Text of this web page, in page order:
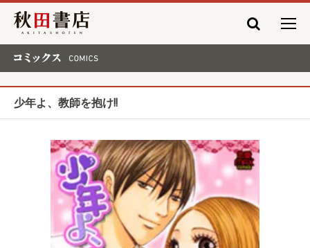
秋田書店
少年よ、教師を抱け!!